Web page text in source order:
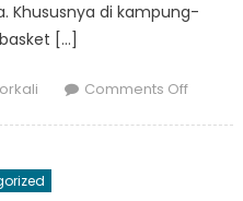
Khususnya di kampung-
[…]
Comments Offon